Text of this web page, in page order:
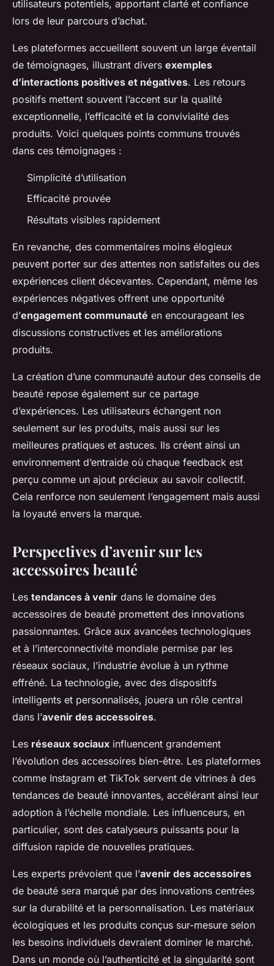
utilisateurs potentiels, apportant clarté et confiance
lors de leur parcours d’achat.
Les plateformes accueillent souvent un large éventail
de témoignages, illustrant divers exemples
d’interactions positives et négatives. Les retours
positifs mettent souvent l’accent sur la qualité
exceptionnelle, l’efficacité et la convivialité des
produits. Voici quelques points communs trouvés
dans ces témoignages :
Simplicité d’utilisation
Efficacité prouvée
Résultats visibles rapidement
En revanche, des commentaires moins élogieux
peuvent porter sur des attentes non satisfaites ou des
expériences client décevantes. Cependant, même les
expériences négatives offrent une opportunité
d’engagement communauté en encourageant les
discussions constructives et les améliorations
produits.
La création d’une communauté autour des conseils de
beauté repose également sur ce partage
d’expériences. Les utilisateurs échangent non
seulement sur les produits, mais aussi sur les
meilleures pratiques et astuces. Ils créent ainsi un
environnement d’entraide où chaque feedback est
perçu comme un ajout précieux au savoir collectif.
Cela renforce non seulement l’engagement mais aussi
la loyauté envers la marque.
Perspectives d’avenir sur les
accessoires beauté
Les tendances à venir dans le domaine des
accessoires de beauté promettent des innovations
passionnantes. Grâce aux avancées technologiques
et à l’interconnectivité mondiale permise par les
réseaux sociaux, l’industrie évolue à un rythme
effréné. La technologie, avec des dispositifs
intelligents et personnalisés, jouera un rôle central
dans l’avenir des accessoires.
Les réseaux sociaux influencent grandement
l’évolution des accessoires bien-être. Les plateformes
comme Instagram et TikTok servent de vitrines à des
tendances de beauté innovantes, accélérant ainsi leur
adoption à l’échelle mondiale. Les influenceurs, en
particulier, sont des catalyseurs puissants pour la
diffusion rapide de nouvelles pratiques.
Les experts prévoient que l’avenir des accessoires
de beauté sera marqué par des innovations centrées
sur la durabilité et la personnalisation. Les matériaux
écologiques et les produits conçus sur-mesure selon
les besoins individuels devraient dominer le marché.
Dans un monde où l’authenticité et la singularité sont